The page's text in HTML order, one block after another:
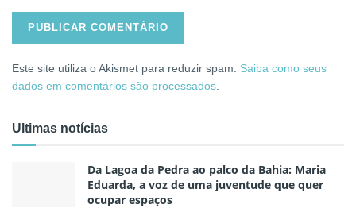
Este site utiliza o Akismet para reduzir spam. Saiba como seus
dados em comentários são processados
Ultimas notícias
Da Lagoa da Pedra ao palco da Bahia: Maria
Eduarda, a voz de uma juventude que quer
ocupar espaços